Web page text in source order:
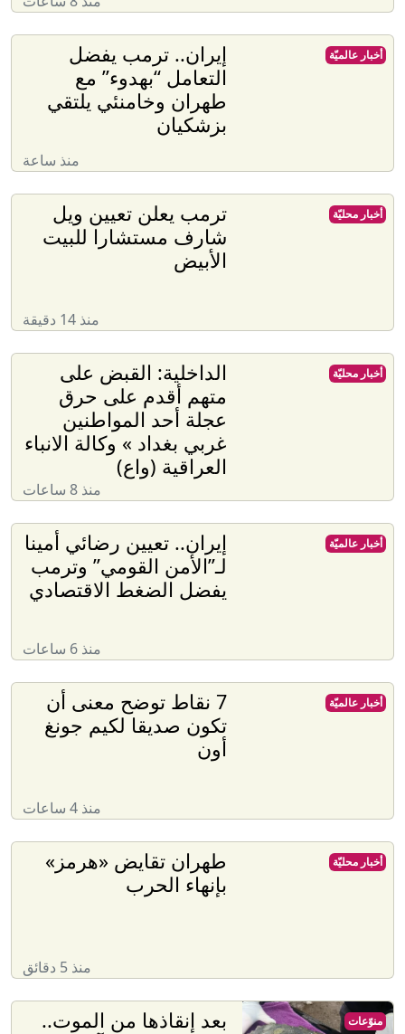
إيران.. ترمب يفضل
التعامل “بهدوء” مع
طهران وخامنئي يلتقي
بزشكيان
منذ ساعة
أخبار عالميّة
ترمب يعلن تعيين ويل
شارف مستشارا للبيت
الأبيض
منذ 14 دقيقة
أخبار محليّة
الداخلية: القبض على
متهم أقدم على حرق
عجلة أحد المواطنين
غربي بغداد » وكالة الانباء
العراقية (واع)
منذ 8 ساعات
أخبار محليّة
إيران.. تعيين رضائي أمينا
لـ”الأمن القومي” وترمب
يفضل الضغط الاقتصادي
منذ 6 ساعات
أخبار عالميّة
7 نقاط توضح معنى أن
تكون صديقا لكيم جونغ
أون
منذ 4 ساعات
أخبار عالميّة
طهران تقايض «هرمز»
بإنهاء الحرب
منذ 5 دقائق
أخبار محليّة
بعد إنقاذها من الموت..
منوّعات